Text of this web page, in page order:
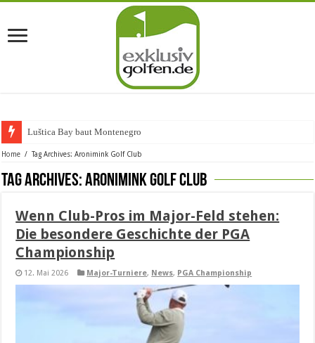
Luštica Bay baut Montenegros ers
Home / Tag Archives: Aronimink Golf Club
Tag Archives:Aronimink Golf Club
Wenn Club-Pros im Major-Feld stehen:
Die besondere Geschichte der PGA
Championship
12. Mai 2026 Major-Turniere, News, PGA Championship